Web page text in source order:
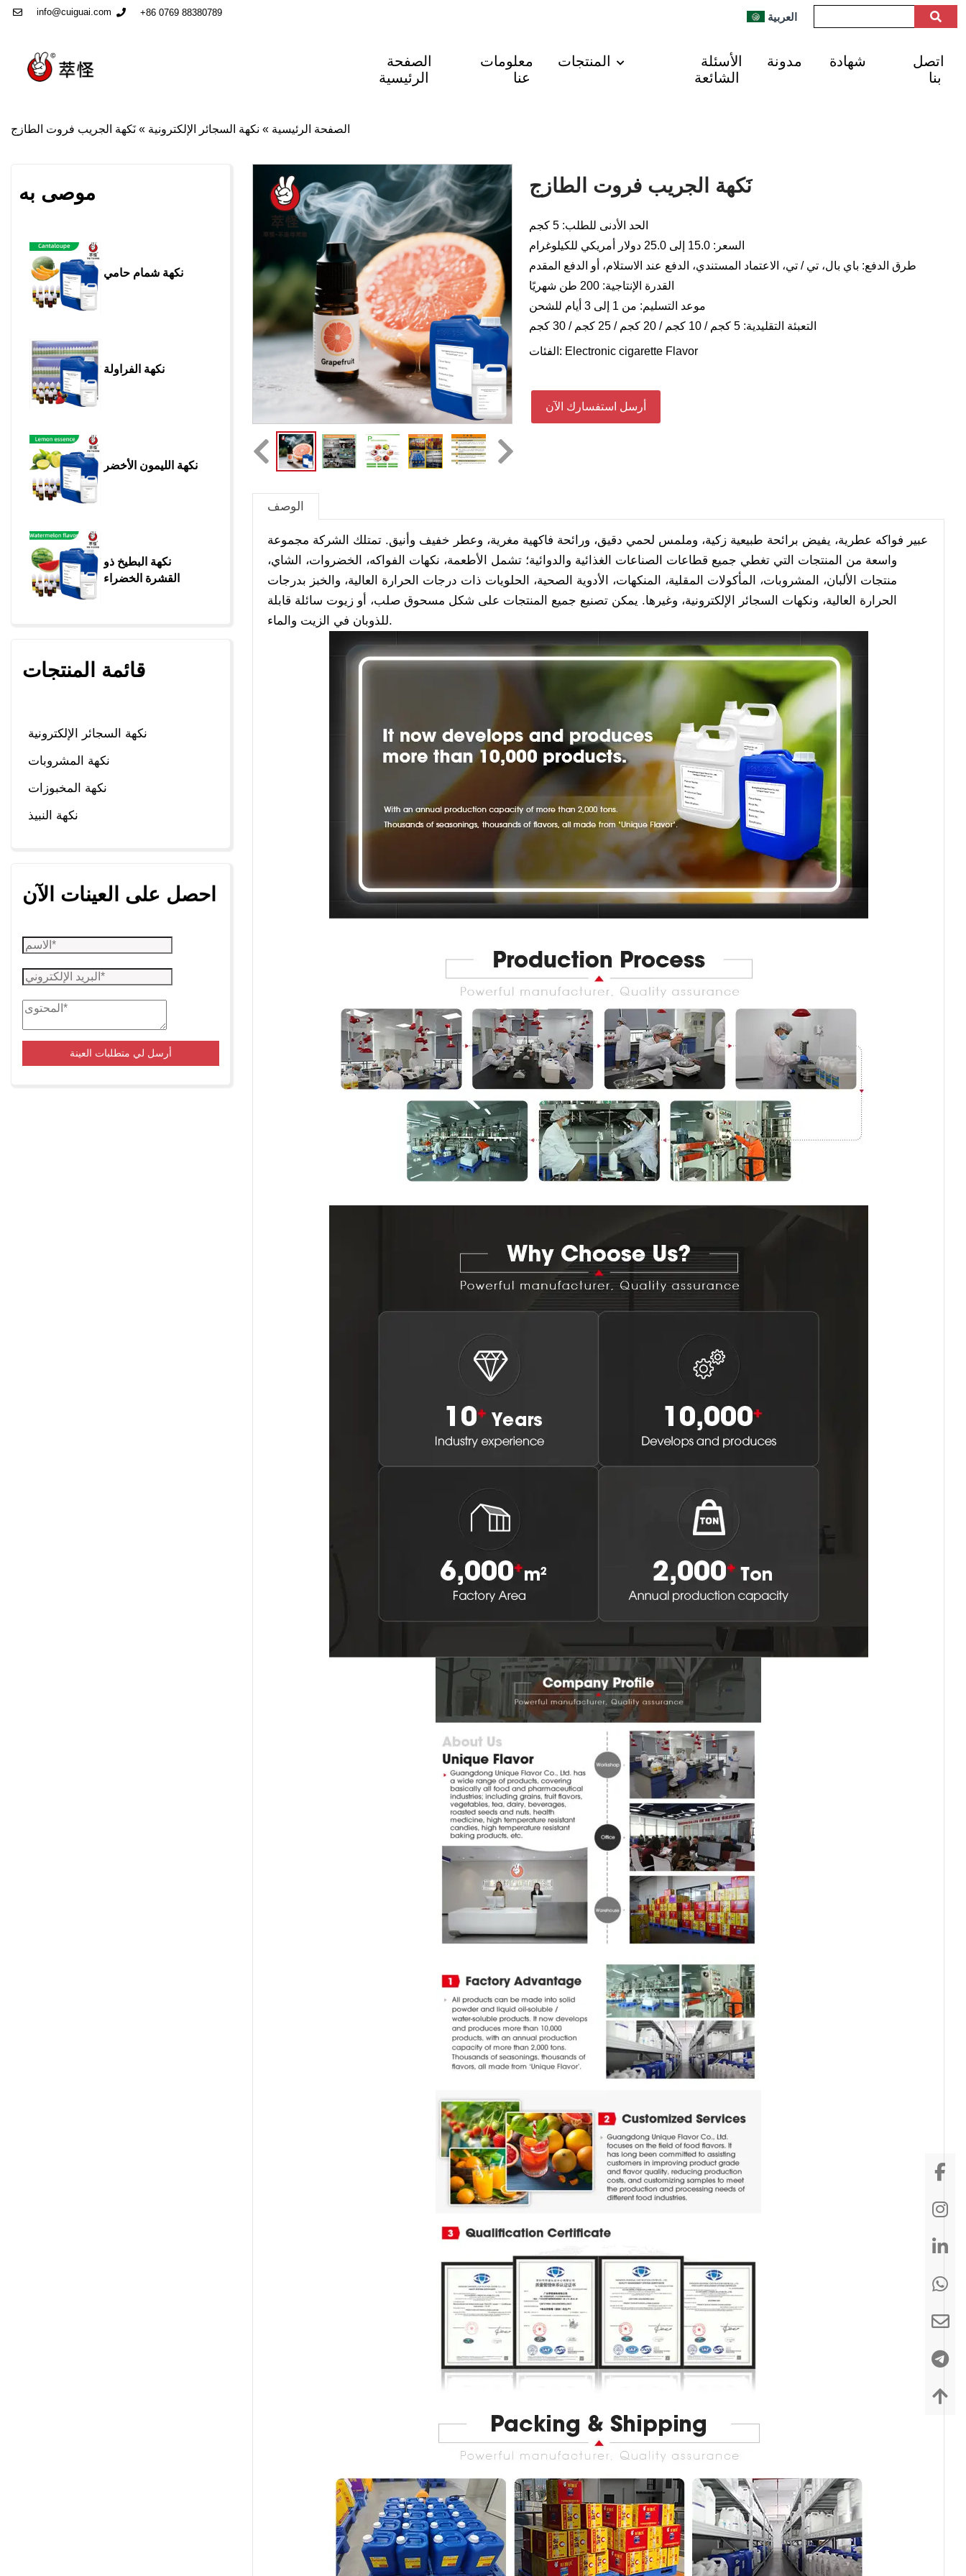
info@cuiguai.com +86 0769 88380789 العربية
الصفحة
الرئيسية
معلومات
عنا
المنتجات
الأسئلة
الشائعة
مدونة شهادة
اتصل
بنا
الصفحة الرئيسية » نكهة السجائر الإلكترونية »نَكهة الجريب فروت الطازج
موصى به
نكهة شمام حامي
نكهة الفراولة
نكهة الليمون الأخضر
نكهة البطيخ ذو
القشرة الخضراء
قائمة المنتجات
نكهة السجائر الإلكترونية
نكهة المشروبات
نكهة المخبوزات
نكهة النبيذ
احصل على العينات الآن
أرسل لي متطلبات العينة
نَكهة الجريب فروت الطازج
الحد الأدنى للطلب: 5 كجم
السعر: 15.0 إلى 25.0 دولار أمريكي للكيلوغرام
طرق الدفع: باي بال، تي / تي، الاعتماد المستندي، الدفع عند الاستلام، أو الدفع المقدم
القدرة الإنتاجية: 200 طن شهريًا
موعد التسليم: من 1 إلى 3 أيام للشحن
التعبئة التقليدية: 5 كجم / 10 كجم / 20 كجم / 25 كجم / 30 كجم
الفئات: Electronic cigarette Flavor
أرسل استفسارك الآن
الوصف
عبير فواكه عطرية، يفيض برائحة طبيعية زكية، وملمس لحمي دقيق، ورائحة فاكهية مغرية، وعطر خفيف وأنيق. تمتلك الشركة مجموعة
واسعة من المنتجات التي تغطي جميع قطاعات الصناعات الغذائية والدوائية؛ تشمل الأطعمة، نكهات الفواكه، الخضروات، الشاي،
منتجات الألبان، المشروبات، المأكولات المقلية، المنكهات، الأدوية الصحية، الحلويات ذات درجات الحرارة العالية، والخبز بدرجات
الحرارة العالية، ونكهات السجائر الإلكترونية، وغيرها. يمكن تصنيع جميع المنتجات على شكل مسحوق صلب، أو زيوت سائلة قابلة
للذوبان في الزيت والماء.